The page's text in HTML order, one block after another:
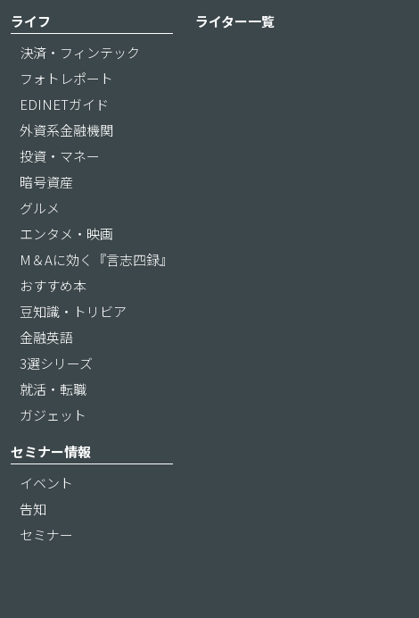
ライフ
決済・フィンテック
フォトレポート
EDINETガイド
外資系金融機関
投資・マネー
暗号資産
グルメ
エンタメ・映画
M＆Aに効く『言志四録』
おすすめ本
豆知識・トリビア
金融英語
3選シリーズ
就活・転職
ガジェット
セミナー情報
イベント
告知
セミナー
ライター一覧